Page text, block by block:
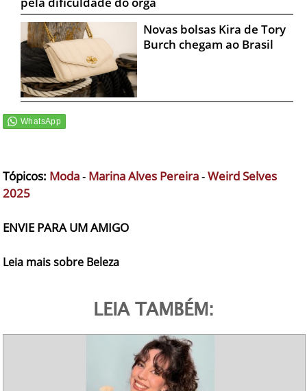
Novas bolsas Kira de Tory
Burch chegam ao Brasil
Tópicos: Moda- Marina Alves Pereira-Weird Selves
2025
ENVIE PARA UM AMIGO
Leia mais sobre Beleza
LEIA TAMBÉM: